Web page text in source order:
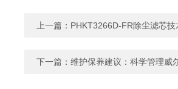
上一篇： PHKT3266D-FR除尘滤芯
下一篇： 维护保养建议：科学管理威